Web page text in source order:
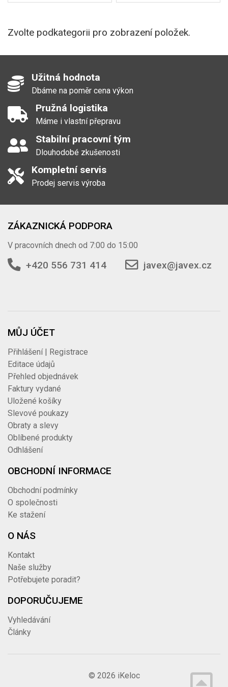
Zvolte podkategorii pro zobrazení položek.
Užitná hodnota
Dbáme na poměr cena výkon
Pružná logistika
Máme i vlastní přepravu
Stabilní pracovní tým
Dlouhodobé zkušenosti
Kompletní servis
Prodej servis výroba
ZÁKAZNICKÁ PODPORA
V pracovních dnech od 7:00 do 15:00
+420 556 731 414 javex@javex.cz
MŮJ ÚČET
Přihlášení | Registrace
Editace údajů
Přehled objednávek
Faktury vydané
Uložené košíky
Slevové poukazy
Obraty a slevy
Oblíbené produkty
Odhlášení
OBCHODNÍ INFORMACE
Obchodní podmínky
O společnosti
Ke stažení
O NÁS
Kontakt
Naše služby
Potřebujete poradit?
DOPORUČUJEME
Vyhledávání
Články
© 2026 iKeloc